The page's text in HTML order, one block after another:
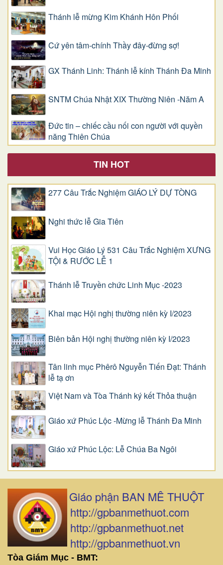
Thánh lễ mừng Kim Khánh Hôn Phối
Cứ yên tâm-chính Thầy đây-đừng sợ!
GX Thánh Linh: Thánh lễ kính Thánh Đa Minh
SNTM Chúa Nhật XIX Thường Niên -Năm A
Đức tin – chiếc cầu nối con người với quyền
năng Thiên Chúa
TIN HOT
277 Câu Trắc Nghiệm GIÁO LÝ DỰ TÒNG
Nghi thức lễ Gia Tiên
Vui Học Giáo Lý 531 Câu Trắc Nghiệm XƯNG
TỘI & RƯỚC LỄ 1
Thánh lễ Truyền chức Linh Mục -2023
Khai mạc Hội nghị thường niên kỳ I/2023
Biên bản Hội nghị thường niên kỳ I/2023
Tân linh mục Phêrô Nguyễn Tiến Đạt: Thánh
lễ tạ ơn
Việt Nam và Tòa Thánh ký kết Thỏa thuận
Giáo xứ Phúc Lộc -Mừng lễ Thánh Đa Minh
Giáo xứ Phúc Lộc: Lễ Chúa Ba Ngôi
Giáo phận BAN MÊ THUỘT
http://gpbanmethuot.com
http://gpbanmethuot.net
http://gpbanmethuot.vn
Tòa Giám Mục - BMT: